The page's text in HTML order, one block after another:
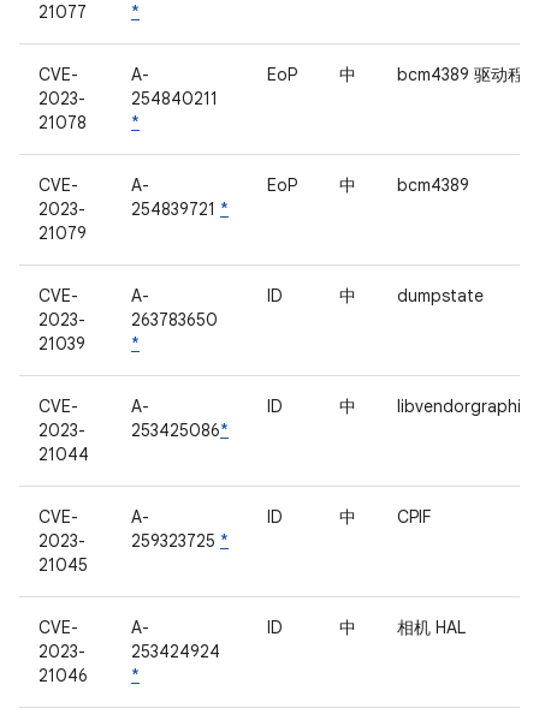
21077
*
CVE-
2023-
21078
A-
254840211
*
EoP 中 bcm4389 驱动程
CVE-
2023-
21079
A-
254839721 *
EoP 中 bcm4389
CVE-
2023-
21039
A-
263783650
*
ID 中 dumpstate
CVE-
2023-
21044
A-
253425086*
ID 中
CVE-
2023-
21045
A-
259323725 *
ID 中 CPIF
CVE-
2023-
21046
A-
253424924
*
ID 中 相机 HAL